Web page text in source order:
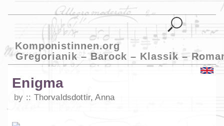
Komponistinnen.org
Gregorianik – Barock – Klassik –
Enigma
by Thorvaldsdottir, Anna